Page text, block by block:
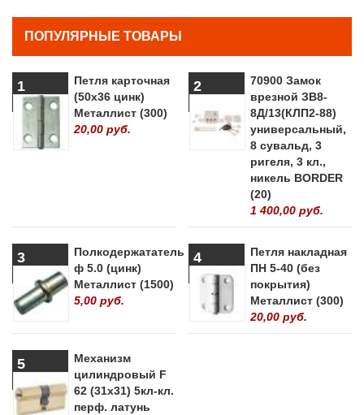
ПОПУЛЯРНЫЕ ТОВАРЫ
1
Петля карточная
(50х36 цинк)
Металлист (300)
20,00 руб.
2
70900 Замок
врезной ЗВ8-
8Д/13(КЛП2-88)
универсальный,
8 сувальд, 3
ригеля, 3 кл.,
никель BORDER
(20)
1 400,00 руб.
3
Полкодержататель
ф 5.0 (цинк)
Металлист (1500)
5,00 руб.
4
Петля накладная
ПН 5-40 (без
покрытия)
Металлист (300)
20,00 руб.
5
Механизм
цилиндровый F
62 (31х31) 5кл-кл.
перф. латунь